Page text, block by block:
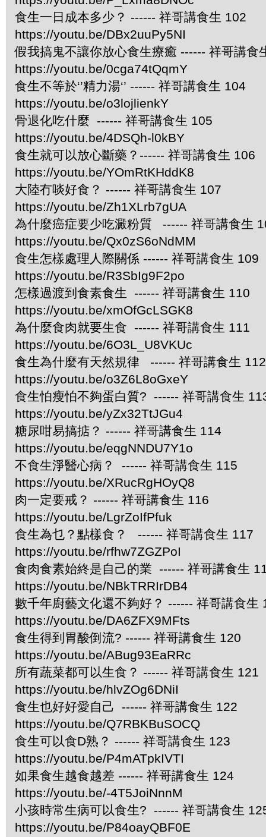
食生一日成本多少？ ------ 祥哥講食生 102
https://youtu.be/DBx2uuPy5NI
假我搞鬼不讓你放心食生療癒 ------ 祥哥講食
https://youtu.be/0cga74tQqmY
食生不等於‘’精力湯‘’ ------ 祥哥講食生 104
https://youtu.be/o3lojlienkY
骨退化吃什麼 ------ 祥哥講食生 105
https://youtu.be/4DSQh-l0kBY
食生就可以放心斷藥？------ 祥哥講食生 106
https://youtu.be/YOmRtKHddK8
大陸冇啖好食？ ------ 祥哥講食生 107
https://youtu.be/Zh1XLrb7gUA
為什麼癌症要少吃澱粉質 ------ 祥哥講食生
https://youtu.be/Qx0zS6oNdMM
食生怎樣處理人際關係 ------ 祥哥講食生 109
https://youtu.be/R3SbIg9F2po
怎樣過渡到食素食生 ------ 祥哥講食生 110
https://youtu.be/xmOfGcLSGK8
為什麼食肉就要生食 ------ 祥哥講食生 111
https://youtu.be/6O3L_U8VKUc
食生為什麼有天然規律 ------ 祥哥講食生 112
https://youtu.be/o3Z6L8oGxeY
食生怕瘦怕不夠蛋白質? ------ 祥哥講食生
https://youtu.be/yZx32TtJGu4
糖尿咁易搞掂？ ------ 祥哥講食生 114
https://youtu.be/eqgNNDU7Y1o
不食生淨醫心病？ ------ 祥哥講食生 115
https://youtu.be/XRucRgHOyQ8
肉一定要戒？ ------ 祥哥講食生 116
https://youtu.be/LgrZoIfPfuk
食生為乜？點樣食？ ------ 祥哥講食生 117
https://youtu.be/rfhw7ZGZPoI
食肉食素始終是自己的業 ------ 祥哥講食生
https://youtu.be/NBkTRRIrDB4
數千年廚藝文化還不夠好？ ------ 祥哥講食生
https://youtu.be/DA6ZFX9MFts
食生得到胃酸倒流? ------ 祥哥講食生 120
https://youtu.be/ABug93EaRRc
所有蔬菜都可以生食？ ------ 祥哥講食生 121
https://youtu.be/hlvZOg6DNiI
食生也好好愛自己 ------ 祥哥講食生 122
https://youtu.be/Q7RBKBuSOCQ
食生可以食D熟？ ------ 祥哥講食生 123
https://youtu.be/P4mATpkIVTI
如果食生越食越差 ------ 祥哥講食生 124
https://youtu.be/-4T5JoiNnnM
小孩時常生病可以食生? ------ 祥哥講食生
https://youtu.be/P84oayQBF0E